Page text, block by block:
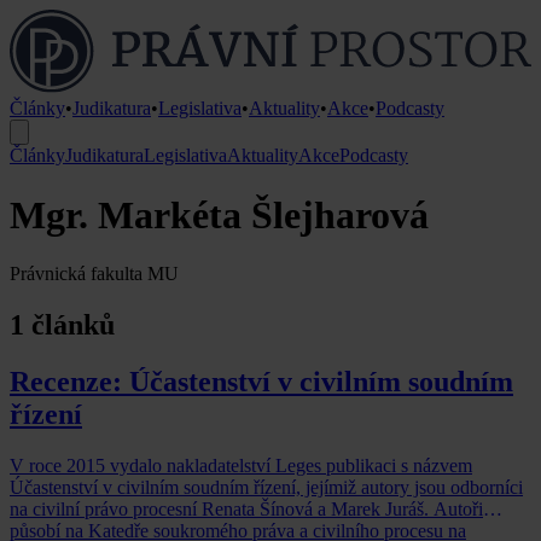
Články•Judikatura•Legislativa•Aktuality•Akce•Podcasty
ČlánkyJudikaturaLegislativaAktualityAkcePodcasty
Mgr. Markéta Šlejharová
Právnická fakulta MU
1 článků
Recenze: Účastenství v civilním soudním
řízení
V roce 2015 vydalo nakladatelství Leges publikaci s názvem
Účastenství v civilním soudním řízení, jejímiž autory jsou odborníci
na civilní právo procesní Renata Šínová a Marek Juráš. Autoři
působí na Katedře soukromého práva a civilního procesu na